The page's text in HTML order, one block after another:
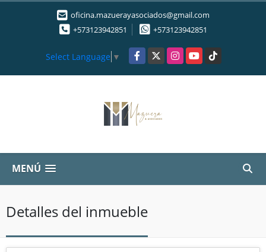
oficina.mazuerayasociados@gmail.com
+573123942851
+573123942851
Select Language ▼ Facebook
X InstagramYouTubeTikTok
MENÚ
Detalles del inmueble